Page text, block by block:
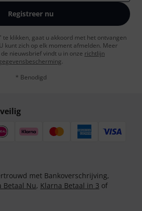
Registreer nu
te klikken, gaat u akkoord met het ontvangen
kunt zich op elk moment afmelden. Meer
nieuwsbrief vindt u in onze richtlijn
.
* Benodigd
met Bankoverschrijving,
Betaal Nu, Klarna Betaal in 3 of